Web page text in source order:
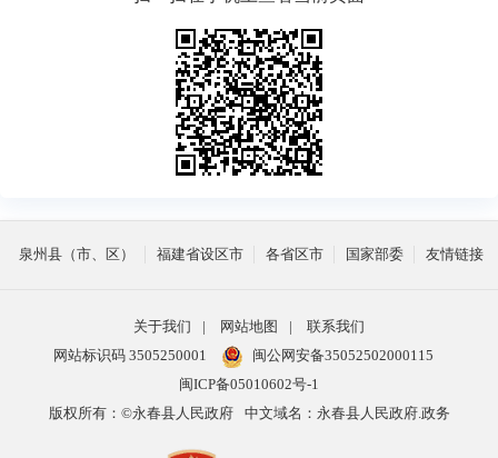
泉州县（市、区） 福建省设区市 各省区市 国家部委 友情链接
关于我们 | 网站地图 |
联系我们
网站标识码 3505250001
闽公网安备35052502000115
闽ICP备05010602号-1
版权所有：©永春县人民政府
中文域名：永春县人民政府.政务